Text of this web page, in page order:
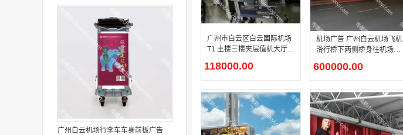
广州白云机场行李车车身前板广告
广州市白云区白云国际机场
T1 主楼三楼夹层值机大厅中
纽 LED 套装媒体屏介绍
118000.00
机场广告 广州白云机场飞机
滑行桥下两侧桥身往机场方
600000.00